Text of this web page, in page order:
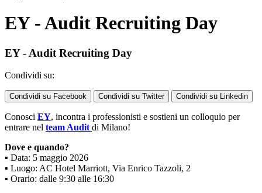
EY - Audit Recruiting Day
EY - Audit Recruiting Day
Condividi su:
Condividi su Facebook Condividi su Twitter Condividi su Linkedin
Conosci EY, incontra i professionisti e sostieni un colloquio per
entrare nel team Auditdi Milano!
Dove e quando?
▪ Data: 5 maggio 2026
▪ Luogo: AC Hotel Marriott, Via Enrico Tazzoli, 2
▪ Orario: dalle 9:30 alle 16:30